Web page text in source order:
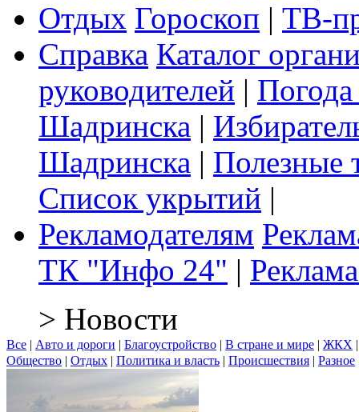
Отдых Гороскоп | ТВ-
Справка Каталог
руководителей |
Шадринска |
Шадринска | Полезные
Список укрытий |
Рекламодателям
ТК "Инфо 24" |
> Новости
Все | Авто и дороги | Благоустройство | В стране и мире | ЖКХ
Общество | Отдых | Политика и власть | Происшествия | Разное